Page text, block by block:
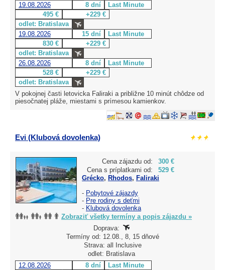
19.08.2026
8 dní
Last Minute
495 €
+229 €
odlet: Bratislava
19.08.2026
15 dní
Last Minute
830 €
+229 €
odlet: Bratislava
26.08.2026
8 dní
Last Minute
528 €
+229 €
odlet: Bratislava
V pokojnej časti letovicka Faliraki a približne 10 minút chôdze od
piesočnatej pláže, miestami s prímesou kamienkov.
Evi (Klubová dovolenka)
Cena zájazdu od:
300 €
Cena s príplatkami od:
529 €
Grécko, Rhodos, Faliraki
- Pobytové zájazdy
- Pre rodiny s deťmi
- Klubová dovolenka
Zobraziť všetky termíny a popis zájazdu »
Doprava:
Termíny od: 12.08., 8, 15 dňové
Strava: all Inclusive
odlet: Bratislava
12.08.2026
8 dní
Last Minute